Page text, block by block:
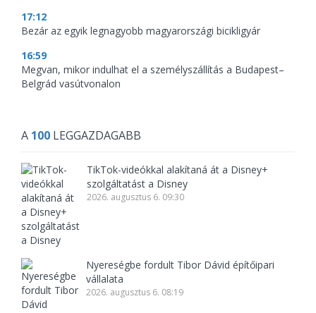
17:12
Bezár az egyik legnagyobb magyarországi bicikligyár
16:59
Megvan, mikor indulhat el a személyszállítás a Budapest–
Belgrád vasútvonalon
A 100 LEGGAZDAGABB
TikTok-videókkal alakítaná át a Disney+
szolgáltatást a Disney
2026. augusztus 6. 09:30
Nyereségbe fordult Tibor Dávid építőipari
vállalata
2026. augusztus 6. 08:19